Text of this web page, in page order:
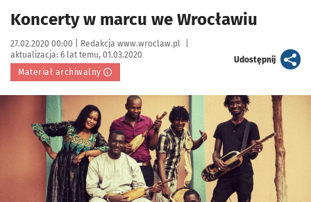
Koncerty w marcu we Wrocławiu
Data publikacji:
27.02.2020 00:00 | Autor:
Redakcja www.wroclaw.pl
aktualizacja: 6 lat temu, 01.03.2020
Materiał archiwalny
Udostępnijartykuł
Kliknij, aby powiększyć